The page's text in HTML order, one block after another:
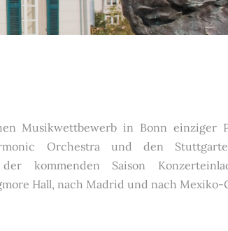
Musikwettbewerb in Bonn einziger
Orchestra und den
kommenden Saison
Hall, nach Madrid und nach Mexiko-